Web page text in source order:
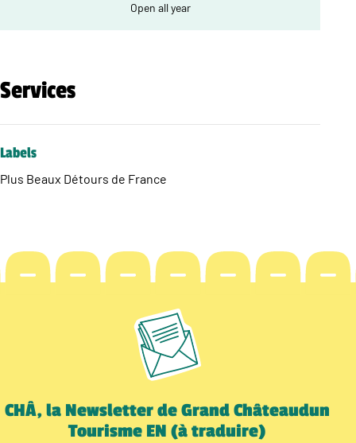
Open all year
Services
Labels
Plus Beaux Détours de France
CHÂ, la Newsletter de Grand Châteaudun
Tourisme EN (à traduire)